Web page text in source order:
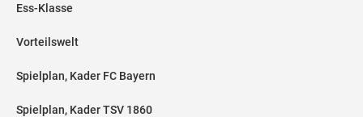
Ess-Klasse
Vorteilswelt
Spielplan, Kader FC Bayern
Spielplan, Kader TSV 1860